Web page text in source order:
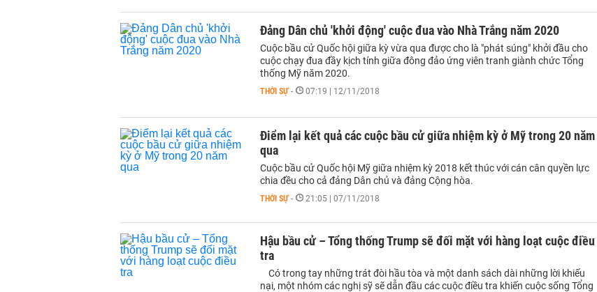
Đảng Dân chủ 'khởi động' cuộc đua vào Nhà Trắng năm 2020
Cuộc bầu cử Quốc hội giữa kỳ vừa qua được cho là "phát súng" khởi đầu cho
cuộc chạy đua đầy kịch tính giữa đông đảo ứng viên tranh giành chức Tổng
thống Mỹ năm 2020.
THỜI SỰ - 07:19 | 12/11/2018
Điểm lại kết quả các cuộc bầu cử giữa nhiệm kỳ ở Mỹ trong 20 năm
qua
Cuộc bầu cử Quốc hội Mỹ giữa nhiệm kỳ 2018 kết thúc với cán cân quyền lực
chia đều cho cả đảng Dân chủ và đảng Cộng hòa.
THỜI SỰ - 21:05 | 07/11/2018
Hậu bầu cử – Tổng thống Trump sẽ đối mặt với hàng loạt cuộc điều
tra
Có trong tay những trát đòi hầu tòa và một danh sách dài những lời khiếu
nại, một nhóm các nghị sỹ sẽ dẫn đầu các cuộc điều tra khiến cuộc sống Tổng